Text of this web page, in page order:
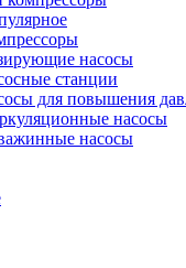
насосы
станции
для повышения
насосы
насосы